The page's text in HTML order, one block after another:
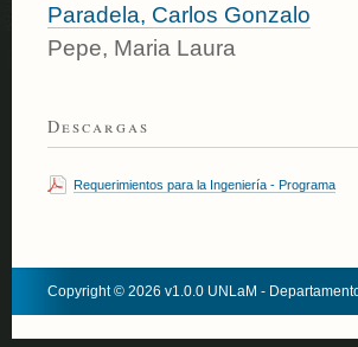
Paradela, Carlos Gonzalo
Pepe, Maria Laura
Descargas
Requerimientos para la Ingeniería - Programa
Copyright © 2026 v1.0.0 UNLaM -